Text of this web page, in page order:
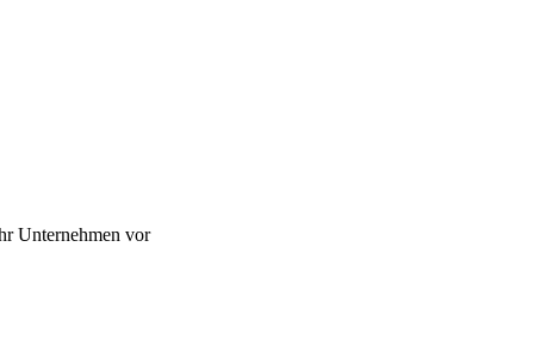
Unternehmen vor